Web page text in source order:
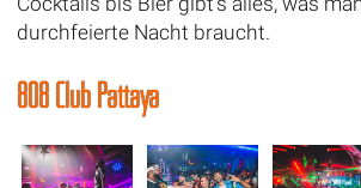
durchfeierte Nacht braucht.
808 Club Pattaya